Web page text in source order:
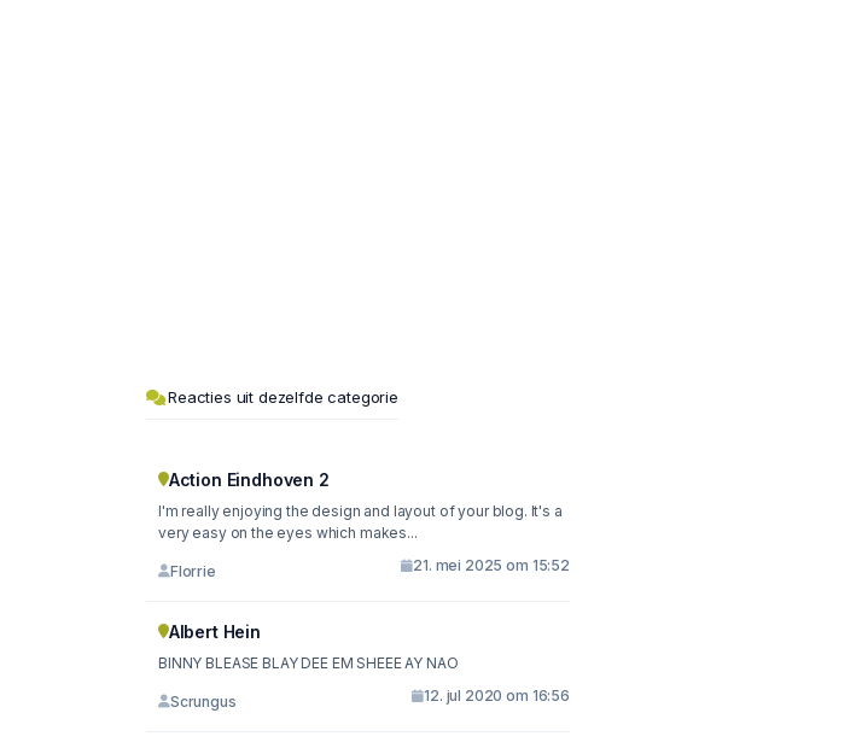
Reacties uit dezelfde categorie
Action Eindhoven 2
I'm really enjoying the design and layout of your blog. It's a
very easy on the eyes which makes...
Florrie 21. mei 2025 om 15:52
Albert Hein
BINNY BLEASE BLAY DEE EM SHEEE AY NAO
Scrungus 12. jul 2020 om 16:56